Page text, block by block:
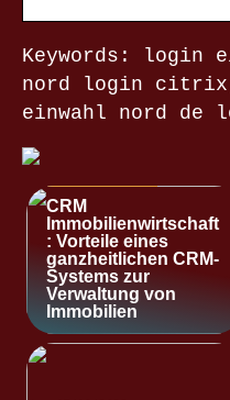
Keywords: login
nord login
einwahl nord de
CRM
Immobilienwirtschaft
: Vorteile eines
ganzheitlichen CRM-
Systems zur
Verwaltung von
Immobilien